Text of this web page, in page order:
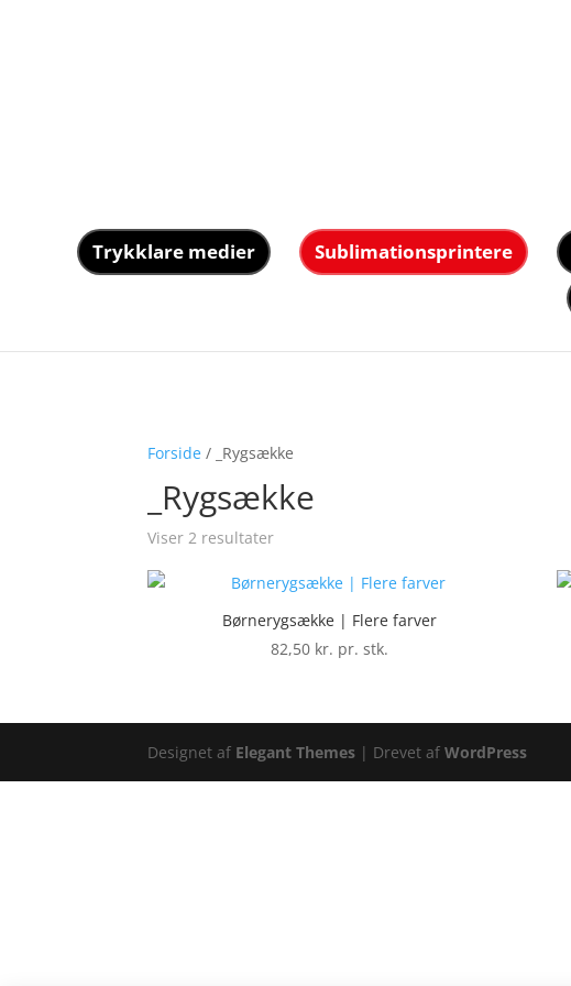
Trykklare medier Sublimationsprintere
Forside / _Rygsække
_Rygsække
Viser 2 resultater
Børnerygsække | Flere farver
82,50 kr. pr. stk.
Designet af Elegant Themes | Drevet afWordPress